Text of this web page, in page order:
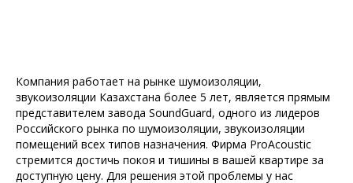
Компания работает на рынке шумоизоляции,
звукоизоляции Казахстана более 5 лет, является прямым
представителем завода SoundGuard, одного из лидеров
Российского рынка по шумоизоляции, звукоизоляции
помещений всех типов назначения. Фирма ProAcoustic
стремится достичь покоя и тишины в вашей квартире за
доступную цену. Для решения этой проблемы у нас